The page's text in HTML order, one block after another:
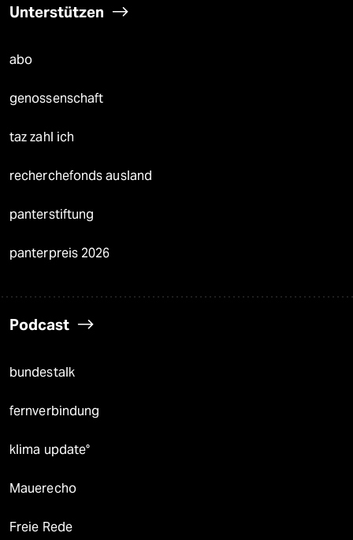
Unterstützen
abo
genossenschaft
taz zahl ich
recherchefonds ausland
panterstiftung
panterpreis 2026
Podcast
bundestalk
fernverbindung
klima update°
Mauerecho
Freie Rede